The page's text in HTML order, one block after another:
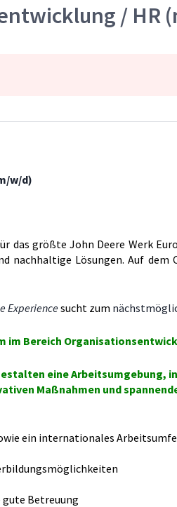
/ HR
w/d)
das größte John Deere Werk
Lösungen. Auf dem
Experiencesucht zum
im Bereich
eine
Maßnahmen und
ein internationales
gute Betreuung